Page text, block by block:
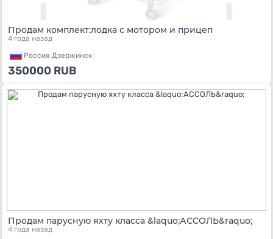
Продам комплект;лодка с мотором и прицеп
4 года назад
Россия,Дзержинск
350000 RUB
Продам парусную яхту класса &laquo;АССОЛЬ&raquo;
4 года назад